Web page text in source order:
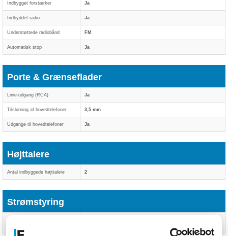
Indbygget forstærker Ja
Indbyddet radio Ja
Understøttede radiobånd FM
Automatisk stop Ja
Porte & Grænseflader
Linie-udgang (RCA) Ja
Tilslutning af hovedtelefoner 3,5 mm
Udgange til hovedtelefoner Ja
Højttalere
Antal indbyggede højttalere 2
Strømstyring